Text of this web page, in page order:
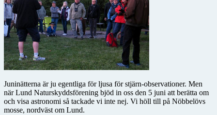
Juninätterna är ju egentliga för ljusa för stjärn-observationer. Men
när Lund Naturskyddsförening bjöd in oss den 5 juni att berätta om
och visa astronomi så tackade vi inte nej. Vi höll till på Nöbbelövs
mosse, nordväst om Lund.